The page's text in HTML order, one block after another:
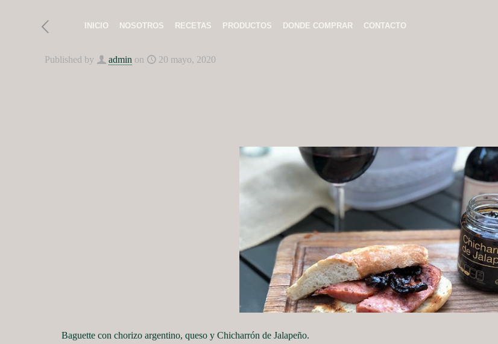
INICIO NOSOTROS RECETAS PRODUCTOS DONDE COMPRAR CONTACTO
Published by admin on 20 mayo, 2020
Baguette con chorizo argentino, queso y Chicharrón de Jalapeño.